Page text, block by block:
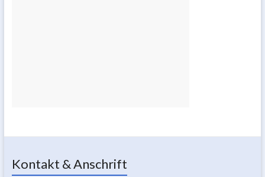
Kontakt & Anschrift